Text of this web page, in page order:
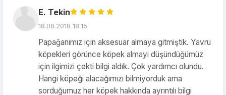
E. Tekin
18.08.2018 18:15
Papağanımız için aksesuar almaya gitmiştik. Yavru
köpekleri görünce köpek almayı düşündüğümüz
için ilgimizi çekti bilgi aldık. Çok yardımcı olundu.
Hangi köpeği alacağımızı bilmiyorduk ama
sorduğumuz her köpek hakkında ayrıntılı bilgi